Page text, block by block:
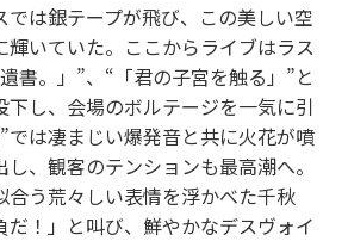
では銀テープが飛び、この美しい空
輝いていた。ここからライブはラス
書。」”、“「君の子宮を触る」”と
し、会場のボルテージを一気に引
では凄まじい爆発音と共に火花が噴
、観客のテンションも最高潮へ。
合う荒々しい表情を浮かべた千秋
だ！」と叫び、鮮やかなデスヴォイ